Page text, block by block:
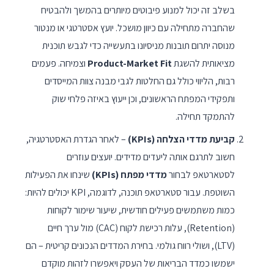
בשלב זה יכול למנוע פיבוטים מיותרים בהמשך ולהבטיח
שהחברה מתחילה עם כיוון מושכל. יועץ אסטרטגי או מנטור
מנוסה יתרום תובנות מניסיונו בתעשייה כדי לגבש תוכנית
מציאותית להשגתProduct-Market Fit וצמיחה. פעמים
רבות, הליווי כולל גם החלטות לגבי מבנה צוות המייסדים
ותפקידי המפתח הראשונים, וכן ייעוץ באיזה פלחי שוק
להתמקד תחילה.
קביעת מדדי הצלחה (KPIs)
– לאחר הגדרת האסטרטגיה,
חשוב לתרגם אותה ליעדים מדידים. יועצים עוזרים
לסטארטאפ לבחורמדדי מפתח (KPIs)
שינחו את הפעילות
השוטפת. עבור סטארטאפ תוכנה, לדוגמה, KPI יכולים להיות:
כמות משתמשים פעילים חודשית, שיעור שימור לקוחות
(Retention), עלות רכישת לקוח (CAC) מול ערך חיים
(LTV), ושולי רווח גולמי. בחירת המדדים הנכונים קריטית – הם
ישמשו כמדד הבריאות של העסק ויאפשרו לזהות מוקדם